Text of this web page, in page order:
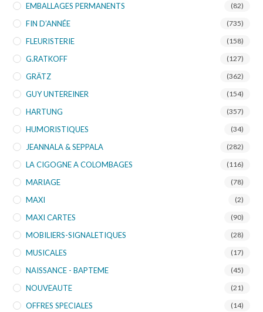
EMBALLAGES PERMANENTS (82)
FIN D’ANNÉE (735)
FLEURISTERIE (158)
G.RATKOFF (127)
GRÄTZ (362)
GUY UNTEREINER (154)
HARTUNG (357)
HUMORISTIQUES (34)
JEANNALA & SEPPALA (282)
LA CIGOGNE A COLOMBAGES (116)
MARIAGE (78)
MAXI (2)
MAXI CARTES (90)
MOBILIERS-SIGNALETIQUES (28)
MUSICALES (17)
NAISSANCE - BAPTEME (45)
NOUVEAUTE (21)
OFFRES SPECIALES (14)